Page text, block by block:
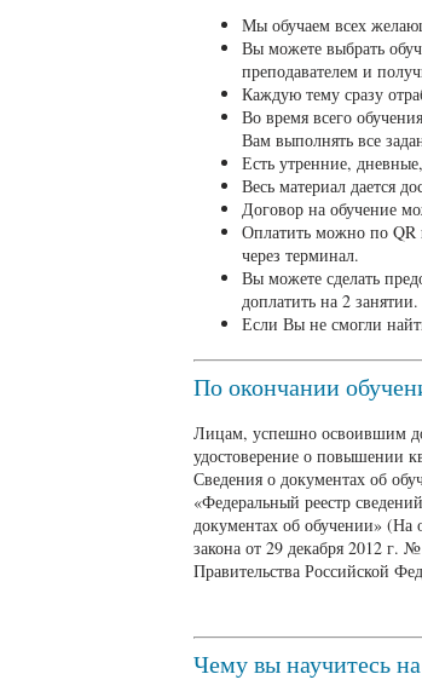
Мы обучаем всех
Вы можете выбрать
преподавателем и
Каждую тему сразу
Во время всего
Вам выполнять все
Есть утренние,
Весь материал дается
Договор на обучение
Оплатить можно по QR
через терминал.
Вы можете сделать
доплатить на 2 занятии.
Если Вы не смогли
По окончании
Лицам, успешно освоившим
удостоверение о повышении
Сведения о документах об
«Федеральный реестр
документах об обучении» (На
закона от 29 декабря 2012 г.
Правительства Российской
Чему вы научитесь